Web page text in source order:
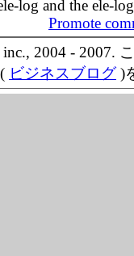
log and the ele-
Promote
inc., 2004 - 2007.
ビジネスブログ)